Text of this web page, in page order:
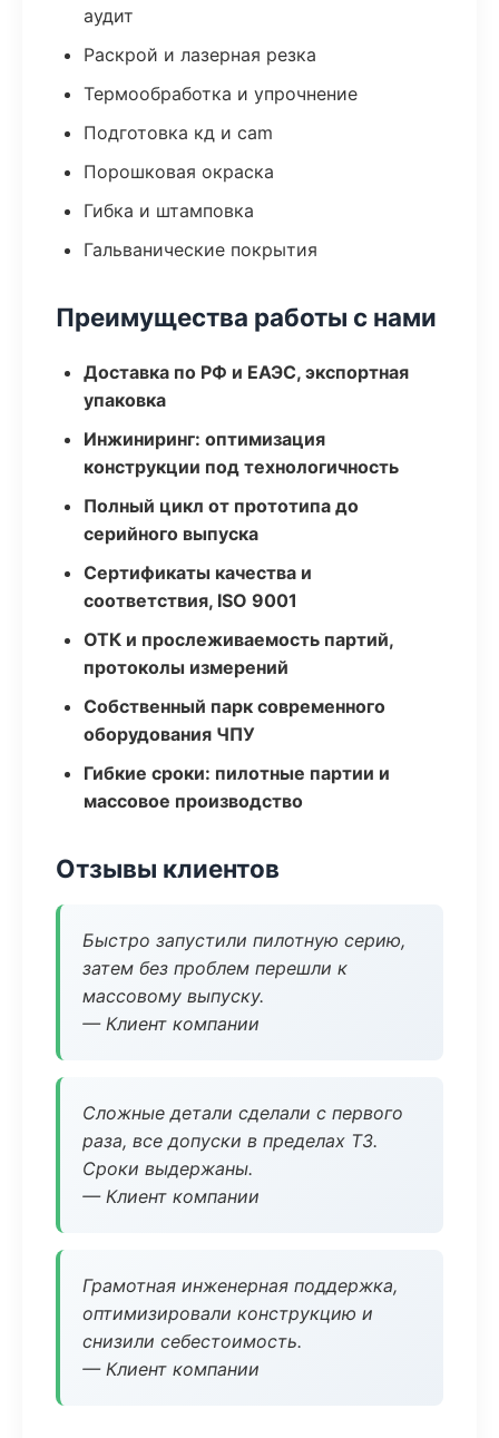
аудит
Раскрой и лазерная резка
Термообработка и упрочнение
Подготовка кд и cam
Порошковая окраска
Гибка и штамповка
Гальванические покрытия
Преимущества работы с нами
Доставка по РФ и ЕАЭС, экспортная
упаковка
Инжиниринг: оптимизация
конструкции под технологичность
Полный цикл от прототипа до
серийного выпуска
Сертификаты качества и
соответствия, ISO 9001
ОТК и прослеживаемость партий,
протоколы измерений
Собственный парк современного
оборудования ЧПУ
Гибкие сроки: пилотные партии и
массовое производство
Отзывы клиентов
Быстро запустили пилотную серию,
затем без проблем перешли к
массовому выпуску.
— Клиент компании
Сложные детали сделали с первого
раза, все допуски в пределах ТЗ.
Сроки выдержаны.
— Клиент компании
Грамотная инженерная поддержка,
оптимизировали конструкцию и
снизили себестоимость.
— Клиент компании